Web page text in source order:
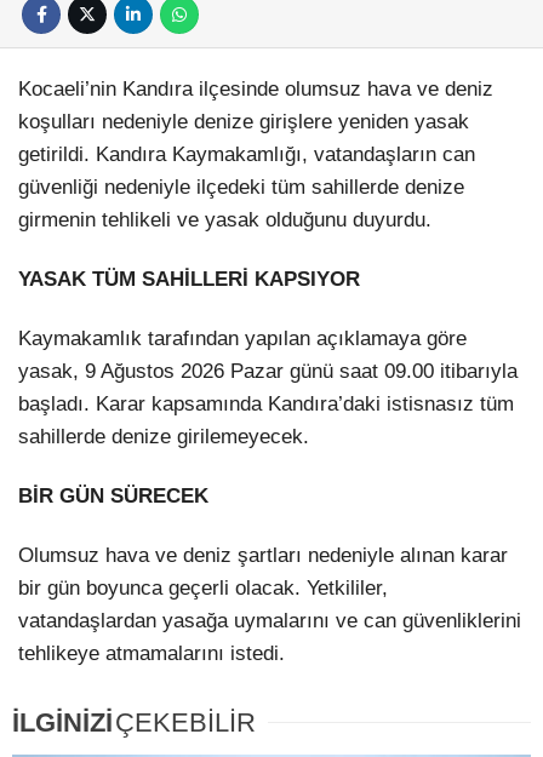
Kocaeli’nin Kandıra ilçesinde olumsuz hava ve deniz
koşulları nedeniyle denize girişlere yeniden yasak
getirildi. Kandıra Kaymakamlığı, vatandaşların can
güvenliği nedeniyle ilçedeki tüm sahillerde denize
girmenin tehlikeli ve yasak olduğunu duyurdu.
YASAK TÜM SAHİLLERİ KAPSIYOR
Kaymakamlık tarafından yapılan açıklamaya göre
yasak, 9 Ağustos 2026 Pazar günü saat 09.00 itibarıyla
başladı. Karar kapsamında Kandıra’daki istisnasız tüm
sahillerde denize girilemeyecek.
BİR GÜN SÜRECEK
Olumsuz hava ve deniz şartları nedeniyle alınan karar
bir gün boyunca geçerli olacak. Yetkililer,
vatandaşlardan yasağa uymalarını ve can güvenliklerini
tehlikeye atmamalarını istedi.
İLGİNİZİÇEKEBİLİR